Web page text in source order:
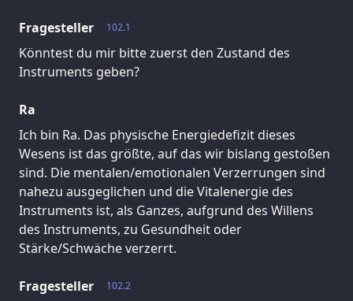
102.1
Fragesteller
Könntest du mir bitte zuerst den Zustand des
Instruments geben?
Ra
Ich bin Ra. Das physische Energiedefizit dieses
Wesens ist das größte, auf das wir bislang gestoßen
sind. Die mentalen/emotionalen Verzerrungen sind
nahezu ausgeglichen und die Vitalenergie des
Instruments ist, als Ganzes, aufgrund des Willens
des Instruments, zu Gesundheit oder
Stärke/Schwäche verzerrt.
102.2
Fragesteller